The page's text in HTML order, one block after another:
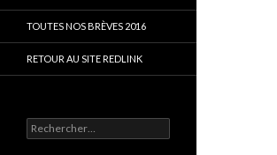
TOUTES NOS BRÈVES 2016
RETOUR AU SITE REDLINK
Rechercher :